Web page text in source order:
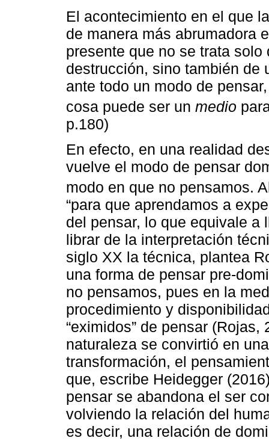
El acontecimiento en el que
de manera más abrumadora
presente que no se trata
destrucción, sino también de
ante todo un modo de
cosa puede ser un medio
p.180)
En efecto, en una realidad
vuelve el modo de pensar
modo en que no pensamos.
“para que aprendamos a
del pensar, lo que equivale a
librar de la interpretación
siglo XX la técnica, plantea
una forma de pensar pre-
no pensamos, pues en la
procedimiento y
“eximidos” de pensar
naturaleza se convirtió en
transformación, el
que, escribe Heidegger
pensar se abandona el ser
volviendo la relación del
es decir, una relación de